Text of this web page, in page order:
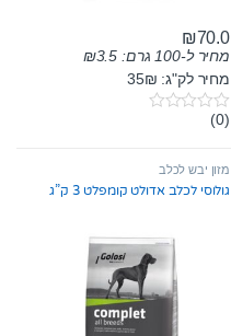
₪70.0
מחיר ל-100 גרם: ₪3.5
מחיר לק"ג: 35₪
0
t
o
f
(0)
מזון יבש לכלב
גולוסי לכלב אדולט קומפלט 3 ק”ג